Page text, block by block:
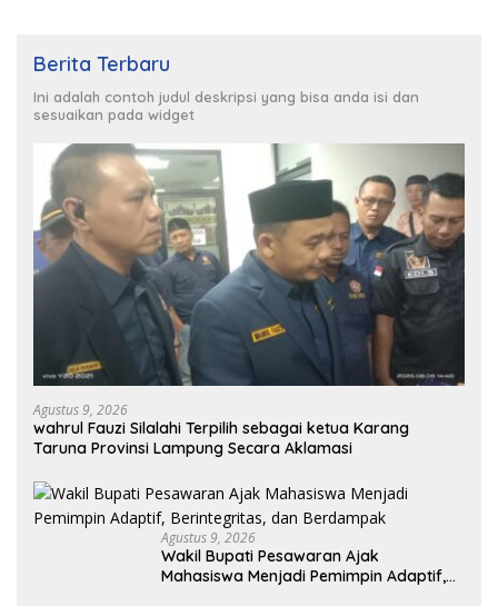
Berita Terbaru
Ini adalah contoh judul deskripsi yang bisa anda isi dan
sesuaikan pada widget
Agustus 9, 2026
wahrul Fauzi Silalahi Terpilih sebagai ketua Karang
Taruna Provinsi Lampung Secara Aklamasi
Agustus 9, 2026
Wakil Bupati Pesawaran Ajak
Mahasiswa Menjadi Pemimpin Adaptif,